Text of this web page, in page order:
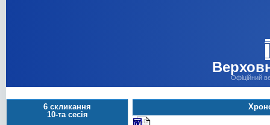
Офіційний
6 скликання
10-та сесія